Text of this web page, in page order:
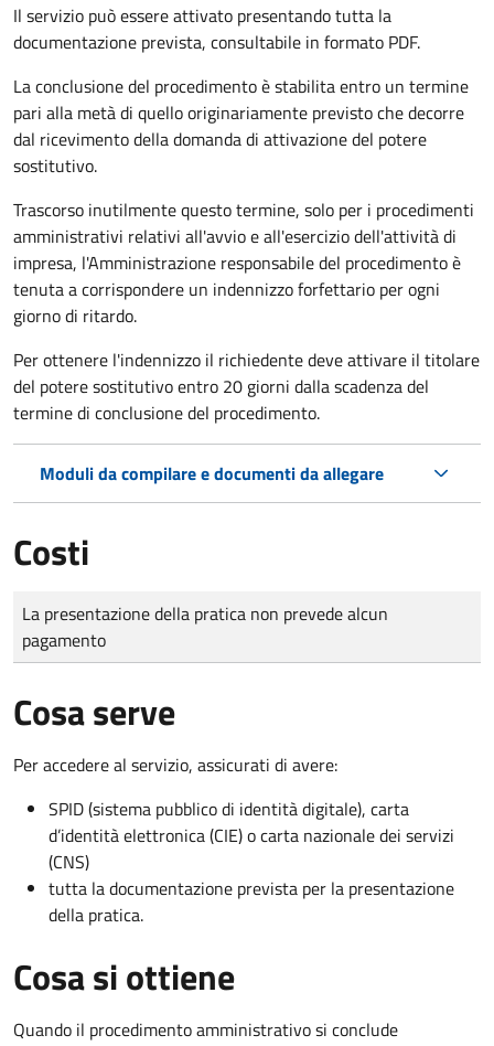
Il servizio può essere attivato presentando tutta la
documentazione prevista, consultabile in formato PDF.
La conclusione del procedimento è stabilita entro un termine
pari alla metà di quello originariamente previsto che decorre
dal ricevimento della domanda di attivazione del potere
sostitutivo.
Trascorso inutilmente questo termine, solo per i procedimenti
amministrativi relativi all'avvio e all'esercizio dell'attività di
impresa, l'Amministrazione responsabile del procedimento è
tenuta a corrispondere un indennizzo forfettario per ogni
giorno di ritardo.
Per ottenere l'indennizzo il richiedente deve attivare il titolare
del potere sostitutivo entro 20 giorni dalla scadenza del
termine di conclusione del procedimento.
Moduli da compilare e documenti da allegare
Costi
Tipo di pagamento
Importo
La presentazione della pratica non prevede alcun
pagamento
Cosa serve
Per accedere al servizio, assicurati di avere:
SPID (sistema pubblico di identità digitale), carta
d’identità elettronica (CIE) o carta nazionale dei servizi
(CNS)
tutta la documentazione prevista per la presentazione
della pratica.
Cosa si ottiene
Quando il procedimento amministrativo si conclude